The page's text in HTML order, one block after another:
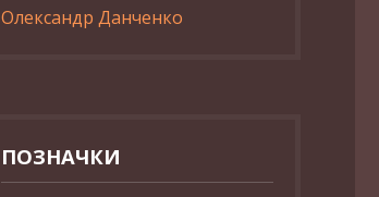
Олександр Данченко
ПОЗНАЧКИ